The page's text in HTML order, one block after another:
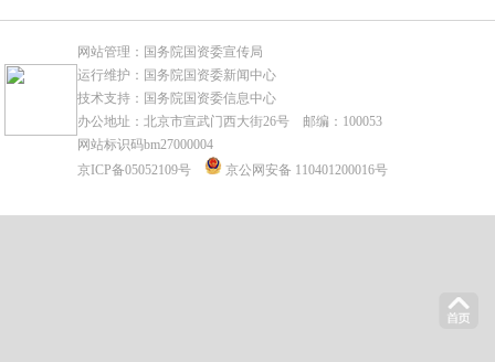
网站管理：国务院国资委宣传局
运行维护：国务院国资委新闻中心
技术支持：国务院国资委信息中心
办公地址：北京市宣武门西大街26号 邮编：100053
网站标识码bm27000004
京ICP备05052109号
京公网安备 110401200016号